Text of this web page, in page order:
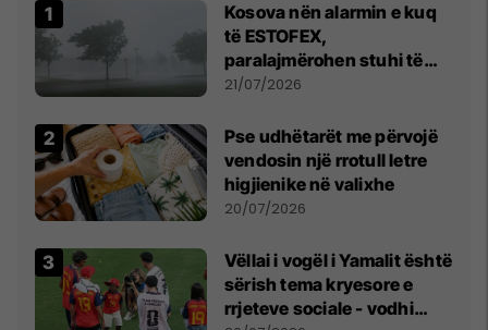
Kosova nën alarmin e kuq
të ESTOFEX,
paralajmërohen stuhi të
fuqishme me breshër dhe
21/07/2026
Pse udhëtarët me përvojë
vendosin një rrotull letre
higjienike në valixhe
20/07/2026
Vëllai i vogël i Yamalit është
sërish tema kryesore e
rrjeteve sociale - vodhi